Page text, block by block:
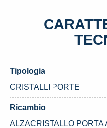
Tipologia
CRISTALLI PORTE
Ricambio
ALZACRISTALLO PORTA